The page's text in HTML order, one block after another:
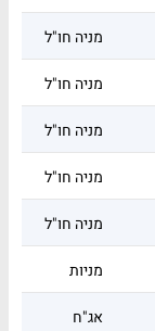
מניה חו"ל
מניה חו"ל
מניה חו"ל
מניה חו"ל
מניה חו"ל
מניות
אג"ח